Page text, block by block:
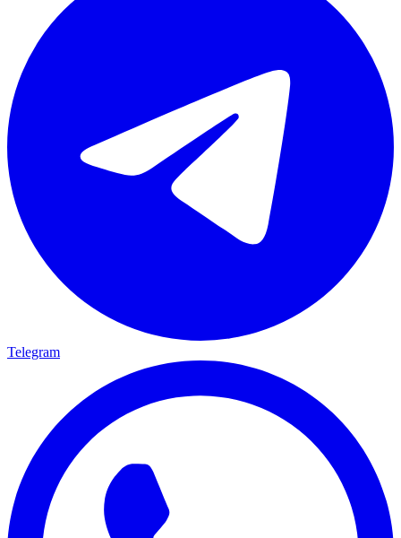
Telegram